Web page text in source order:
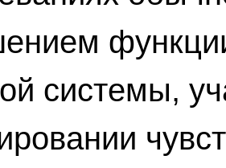
системы,